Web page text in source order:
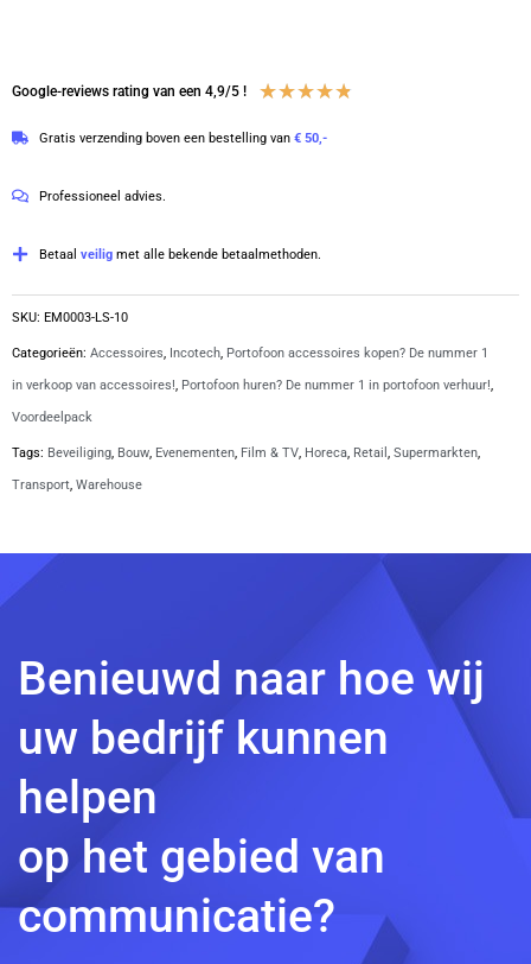
stuks
Small
LS
Google-reviews rating van een 4,9/5 ! ★★★★★
Gratis verzending boven een bestelling van € 50,-
Professioneel advies.
Betaal veilig met alle bekende betaalmethoden.
SKU: EM0003-LS-10
Categorieën: Accessoires, Incotech, Portofoon accessoires kopen? De nummer 1
in verkoop van accessoires!, Portofoon huren? De nummer 1 in portofoon verhuur!,
Voordeelpack
Tags: Beveiliging, Bouw, Evenementen, Film & TV, Horeca, Retail , Supermarkten,
Transport, Warehouse
Benieuwd naar hoe wij
uw bedrijf kunnen
helpen
op het gebied van
communicatie?